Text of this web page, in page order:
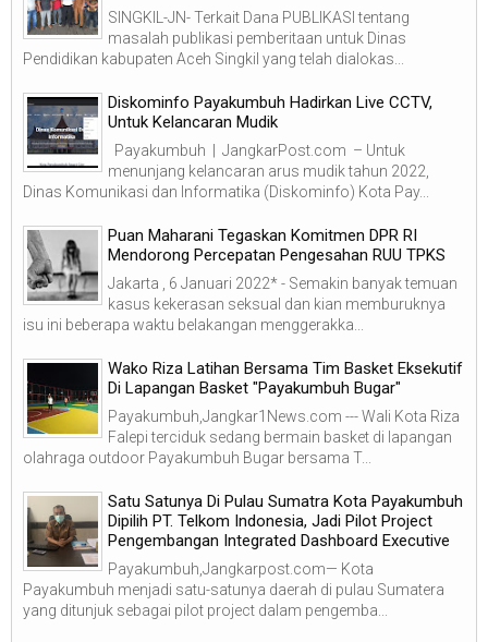
SINGKIL-JN- Terkait Dana PUBLIKASI tentang
masalah publikasi pemberitaan untuk Dinas
Pendidikan kabupaten Aceh Singkil yang telah dialokas...
Diskominfo Payakumbuh Hadirkan Live CCTV,
Untuk Kelancaran Mudik
Payakumbuh | JangkarPost.com – Untuk
menunjang kelancaran arus mudik tahun 2022,
Dinas Komunikasi dan Informatika (Diskominfo) Kota Pay...
Puan Maharani Tegaskan Komitmen DPR RI
Mendorong Percepatan Pengesahan RUU TPKS
Jakarta , 6 Januari 2022* - Semakin banyak temuan
kasus kekerasan seksual dan kian memburuknya
isu ini beberapa waktu belakangan menggerakka...
Wako Riza Latihan Bersama Tim Basket Eksekutif
Di Lapangan Basket "Payakumbuh Bugar"
Payakumbuh,Jangkar1News.com --- Wali Kota Riza
Falepi terciduk sedang bermain basket di lapangan
olahraga outdoor Payakumbuh Bugar bersama T...
Satu Satunya Di Pulau Sumatra Kota Payakumbuh
Dipilih PT. Telkom Indonesia, Jadi Pilot Project
Pengembangan Integrated Dashboard Executive
Payakumbuh,Jangkarpost.com— Kota
Payakumbuh menjadi satu-satunya daerah di pulau Sumatera
yang ditunjuk sebagai pilot project dalam pengemba...